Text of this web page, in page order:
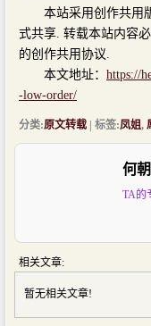
本站采用创作共用版
式共享. 转载本站内容
的创作共用协议.
本文地址： https://
-low-order/
分类:原文转载 | 标签:凤姐,
何
TA的
相关文章:
暂无相关文章!